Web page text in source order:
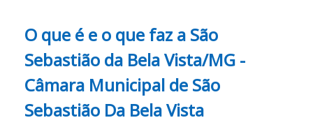
O que é e o que faz a São
Sebastião da Bela Vista/MG -
Câmara Municipal de São
Sebastião Da Bela Vista